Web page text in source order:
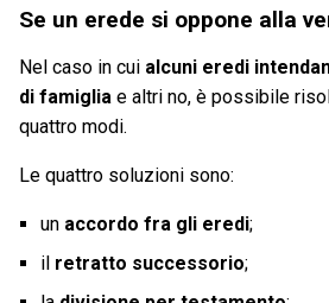
Se un erede si oppone alla
Nel caso in cui alcuni eredi
di famiglia e altri no, è possibile
quattro modi.
Le quattro soluzioni sono:
un accordo fra gli eredi;
il retratto successorio;